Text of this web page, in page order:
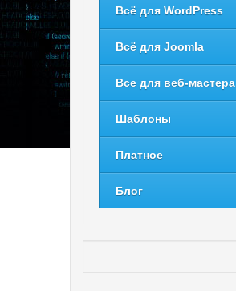
Всё для WordPress
Всё для Joomla
Все для веб-мастера
Шаблоны
Платное
Блог